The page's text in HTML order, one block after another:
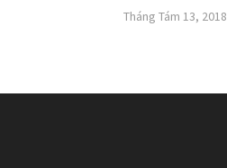
Tháng Tám 13, 2018